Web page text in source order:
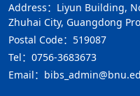
Address：Liyun Building,
Zhuhai City, Guangdong
Postal Code：519087
Tel：0756-3683673
Email：